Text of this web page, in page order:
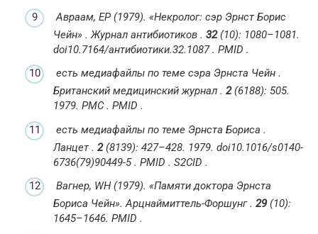
Авраам, EP (1979). «Некролог: сэр Эрнст Борис
Чейн» . Журнал антибиотиков . 32(10): 1080–1081.
doi10.7164/антибиотики.32.1087. PMID .
есть медиафайлы по теме сэра Эрнста Чейн .
Британский медицинский журнал . 2(6188): 505.
1979. PMC. PMID .
есть медиафайлы по теме Эрнста Бориса .
Ланцет. 2(8139): 427–428. 1979. doi10.1016/s0140-
6736(79)90449-5. PMID . S2CID .
Вагнер, WH (1979). «Памяти доктора Эрнста
Бориса Чейн».Арцнаймиттель-Форшунг. 29(10):
1645–1646. PMID .